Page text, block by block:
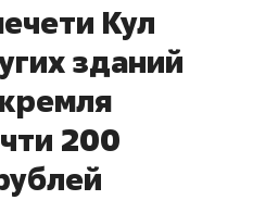
Кул
зданий
200